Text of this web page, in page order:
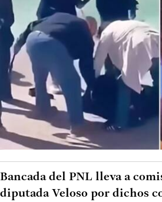
Bancada del PNL lleva a
diputada Veloso por dichos